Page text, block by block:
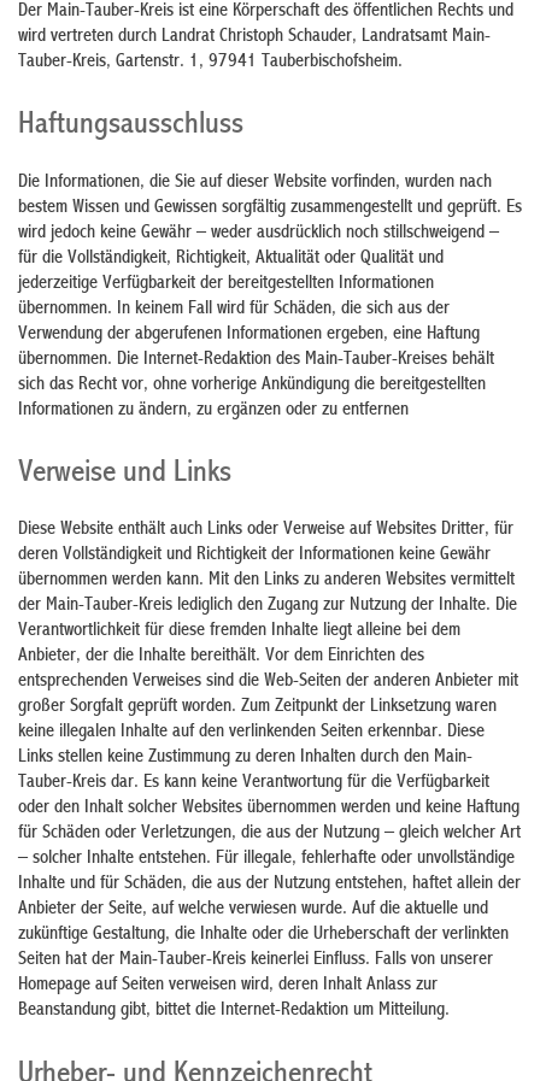
Der Main-Tauber-Kreis ist eine Körperschaft des öffentlichen Rechts und
wird vertreten durch Landrat Christoph Schauder, Landratsamt Main-
Tauber-Kreis, Gartenstr. 1, 97941 Tauberbischofsheim.
Haftungsausschluss
Die Informationen, die Sie auf dieser Website vorfinden, wurden nach
bestem Wissen und Gewissen sorgfältig zusammengestellt und geprüft. Es
wird jedoch keine Gewähr – weder ausdrücklich noch stillschweigend –
für die Vollständigkeit, Richtigkeit, Aktualität oder Qualität und
jederzeitige Verfügbarkeit der bereitgestellten Informationen
übernommen. In keinem Fall wird für Schäden, die sich aus der
Verwendung der abgerufenen Informationen ergeben, eine Haftung
übernommen. Die Internet-Redaktion des Main-Tauber-Kreises behält
sich das Recht vor, ohne vorherige Ankündigung die bereitgestellten
Informationen zu ändern, zu ergänzen oder zu entfernen
Verweise und Links
Diese Website enthält auch Links oder Verweise auf Websites Dritter, für
deren Vollständigkeit und Richtigkeit der Informationen keine Gewähr
übernommen werden kann. Mit den Links zu anderen Websites vermittelt
der Main-Tauber-Kreis lediglich den Zugang zur Nutzung der Inhalte. Die
Verantwortlichkeit für diese fremden Inhalte liegt alleine bei dem
Anbieter, der die Inhalte bereithält. Vor dem Einrichten des
entsprechenden Verweises sind die Web-Seiten der anderen Anbieter mit
großer Sorgfalt geprüft worden. Zum Zeitpunkt der Linksetzung waren
keine illegalen Inhalte auf den verlinkenden Seiten erkennbar. Diese
Links stellen keine Zustimmung zu deren Inhalten durch den Main-
Tauber-Kreis dar. Es kann keine Verantwortung für die Verfügbarkeit
oder den Inhalt solcher Websites übernommen werden und keine Haftung
für Schäden oder Verletzungen, die aus der Nutzung – gleich welcher Art
– solcher Inhalte entstehen. Für illegale, fehlerhafte oder unvollständige
Inhalte und für Schäden, die aus der Nutzung entstehen, haftet allein der
Anbieter der Seite, auf welche verwiesen wurde. Auf die aktuelle und
zukünftige Gestaltung, die Inhalte oder die Urheberschaft der verlinkten
Seiten hat der Main-Tauber-Kreis keinerlei Einfluss. Falls von unserer
Homepage auf Seiten verweisen wird, deren Inhalt Anlass zur
Beanstandung gibt, bittet die Internet-Redaktion um Mitteilung.